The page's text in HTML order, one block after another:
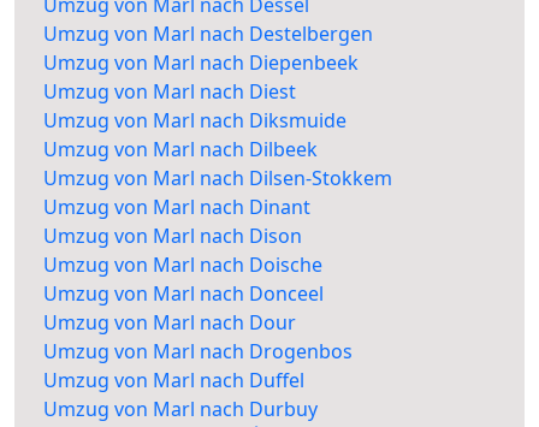
Umzug von Marl nach Destelbergen
Umzug von Marl nach Diepenbeek
Umzug von Marl nach Diest
Umzug von Marl nach Diksmuide
Umzug von Marl nach Dilbeek
Umzug von Marl nach Dilsen-Stokkem
Umzug von Marl nach Dinant
Umzug von Marl nach Dison
Umzug von Marl nach Doische
Umzug von Marl nach Donceel
Umzug von Marl nach Dour
Umzug von Marl nach Drogenbos
Umzug von Marl nach Duffel
Umzug von Marl nach Durbuy